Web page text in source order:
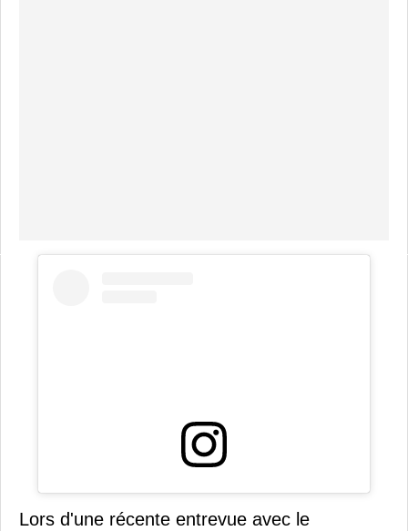
Lors d'une récente entrevue avec le